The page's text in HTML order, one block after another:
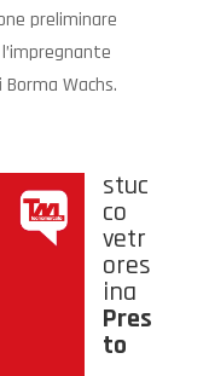
preliminare
Wachs.
stuc
co
vetr
ores
ina
Pres
to